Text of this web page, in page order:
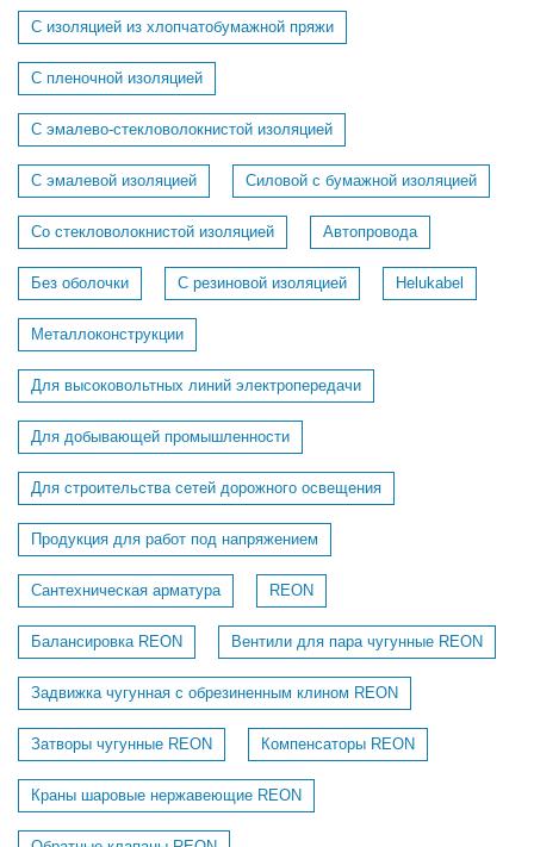
С изоляцией из хлопчатобумажной пряжи
С пленочной изоляцией
С эмалево-стекловолокнистой изоляцией
С эмалевой изоляцией Силовой с бумажной изоляцией
Со стекловолокнистой изоляцией Автопровода
Без оболочки С резиновой изоляцией Helukabel
Металлоконструкции
Для высоковольтных линий электропередачи
Для добывающей промышленности
Для строительства сетей дорожного освещения
Продукция для работ под напряжением
Сантехническая арматура REON
Балансировка REON Вентили для пара чугунные REON
Задвижка чугунная с обрезиненным клином REON
Затворы чугунные REON Компенсаторы REON
Краны шаровые нержавеющие REON